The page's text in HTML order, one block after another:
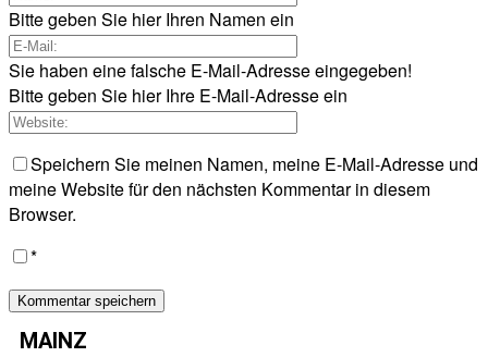
Bitte geben Sie hier Ihren Namen ein
Sie haben eine falsche E-Mail-Adresse eingegeben!
Bitte geben Sie hier Ihre E-Mail-Adresse ein
Speichern Sie meinen Namen, meine E-Mail-Adresse und
meine Website für den nächsten Kommentar in diesem
Browser.
*
MAINZ